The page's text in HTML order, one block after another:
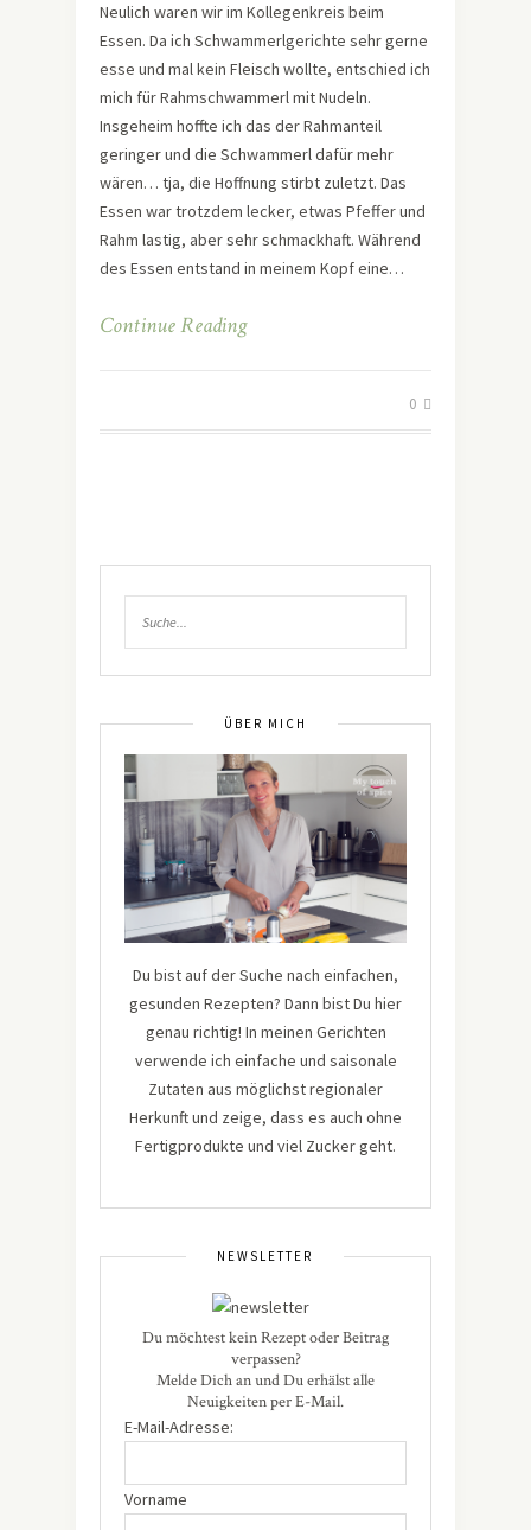
Neulich waren wir im Kollegenkreis beim
Essen. Da ich Schwammerlgerichte sehr gerne
esse und mal kein Fleisch wollte, entschied ich
mich für Rahmschwammerl mit Nudeln.
Insgeheim hoffte ich das der Rahmanteil
geringer und die Schwammerl dafür mehr
wären… tja, die Hoffnung stirbt zuletzt. Das
Essen war trotzdem lecker, etwas Pfeffer und
Rahm lastig, aber sehr schmackhaft. Während
des Essen entstand in meinem Kopf eine…
Continue Reading
0
ÜBER MICH
Du bist auf der Suche nach einfachen,
gesunden Rezepten? Dann bist Du hier
genau richtig! In meinen Gerichten
verwende ich einfache und saisonale
Zutaten aus möglichst regionaler
Herkunft und zeige, dass es auch ohne
Fertigprodukte und viel Zucker geht.
NEWSLETTER
Du möchtest kein Rezept oder Beitrag
verpassen?
Melde Dich an und Du erhälst alle
Neuigkeiten per E-Mail.
E-Mail-Adresse:
Vorname